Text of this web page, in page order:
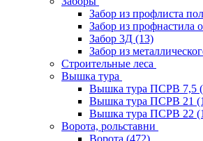
Забор из профлиста
Забор из профнастила
Забор 3Д (13)
Забор из
Строительные леса
Вышка тура
Вышка тура ПСРВ 7,5
Вышка тура ПСРВ 21
Вышка тура ПСРВ 22
Ворота, рольставни
Ворота (472)